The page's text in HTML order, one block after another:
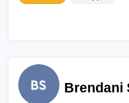
Brendani